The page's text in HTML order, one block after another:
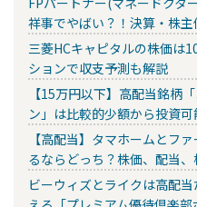
祥事でやばい？！決算・株
三菱HCキャピタルの株価は
ションで収支予測も解説
【15万円以下】高配当銘柄
ン」は比較的少額から投資
【高配当】タマホームとフ
るならどっち？株価、配当
ビーウィズとライクは高配